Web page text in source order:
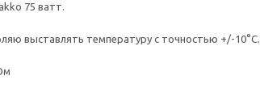
75 ватт.
выставлять температуру с точностью +/-10°С.